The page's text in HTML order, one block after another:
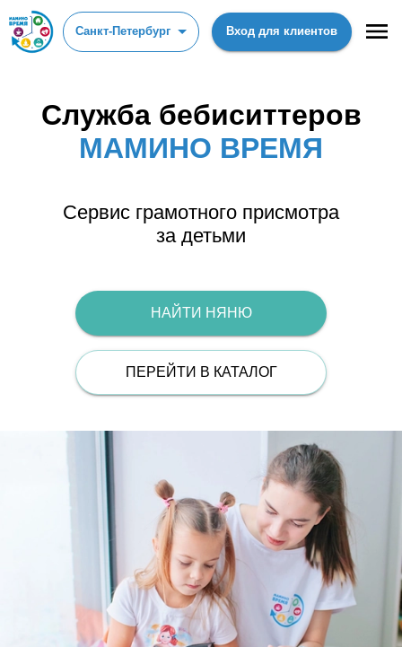
Санкт-Петербург Вход для клиентов
Служба бебиситтеров
МАМИНО ВРЕМЯ
Сервис грамотного присмотра
за детьми
НАЙТИ НЯНЮ
ПЕРЕЙТИ В КАТАЛОГ